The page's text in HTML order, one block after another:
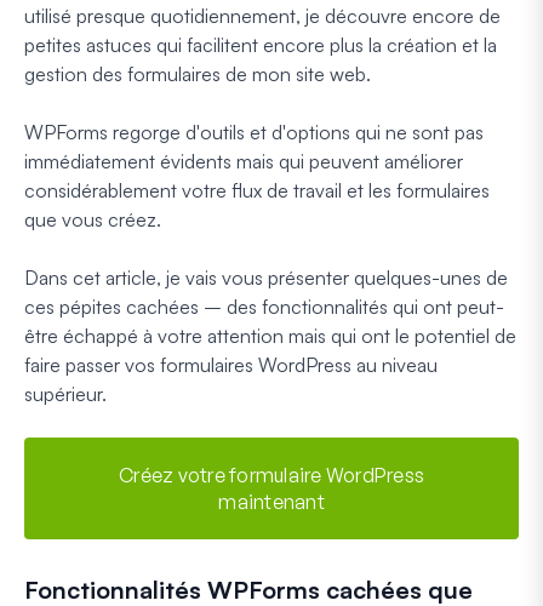
utilisé presque quotidiennement, je découvre encore de
petites astuces qui facilitent encore plus la création et la
gestion des formulaires de mon site web.
WPForms regorge d'outils et d'options qui ne sont pas
immédiatement évidents mais qui peuvent améliorer
considérablement votre flux de travail et les formulaires
que vous créez.
Dans cet article, je vais vous présenter quelques-unes de
ces pépites cachées – des fonctionnalités qui ont peut-
être échappé à votre attention mais qui ont le potentiel de
faire passer vos formulaires WordPress au niveau
supérieur.
Créez votre formulaire WordPress
maintenant
Fonctionnalités WPForms cachées que